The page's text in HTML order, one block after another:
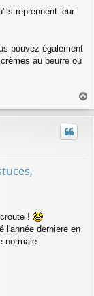
reprennent leur
pouvez également
au beurre ou
u
!
l'année derniere en
normale: